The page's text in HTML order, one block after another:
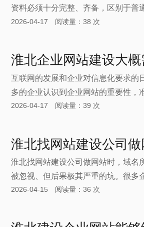
资料必须十分完整、齐备，区别于普
准备优化关键词，企业网站需要准备
2026-04-17 阅读量：38 次
淮北企业网站建设大
互联网的发展和企业对信息化要求的
多的企业认识到企业网站的重要性，
站。但令企业困惑的的是，目前市场
企业网站建设大概需要多少钱？
2026-04-17 阅读量：39 次
淮北找网站建设公司做网站时，域名
被忽视、但后果极其严重的坑。很多
费、无法转移、甚至被他人抢走，根
2026-04-15 阅读量：36 次